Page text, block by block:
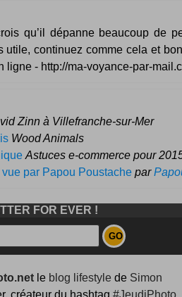
qu’il dépanne beaucoup de
utile, continuez comme cela et
ligne - http://ma-voyance-par-
Zinn à Villefranche-sur-Mer
Wood Animals
Astuces e-commerce pour
vue par Papou Poustache par
FOR EVER !
le blog lifestylede Simon
créateur du hashtag #JeudiPhoto